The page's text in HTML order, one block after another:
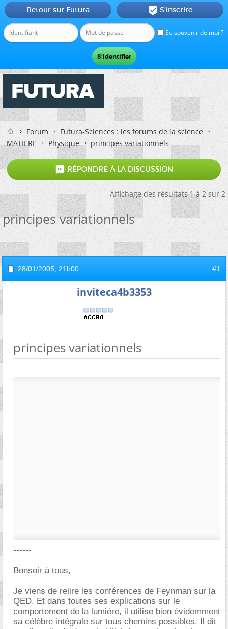
Se souvenir de moi ?
Retour sur Futura  S'inscrire
Forum
Futura-Sciences : les forums de la science
MATIERE
Physique principes variationnels
 RÉPONDRE À LA DISCUSSION
Affichage des résultats 1 à 2 sur 2
principes variationnels
28/01/2005, 21h00 #1
inviteca4b3353
principes variationnels
------
Bonsoir à tous,
Je viens de relire les conférences de Feynman sur la
QED. Et dans toutes ses explications sur le
comportement de la lumière, il utilise bien évidemment
sa célèbre intégrale sur tous chemins possibles. Il dit